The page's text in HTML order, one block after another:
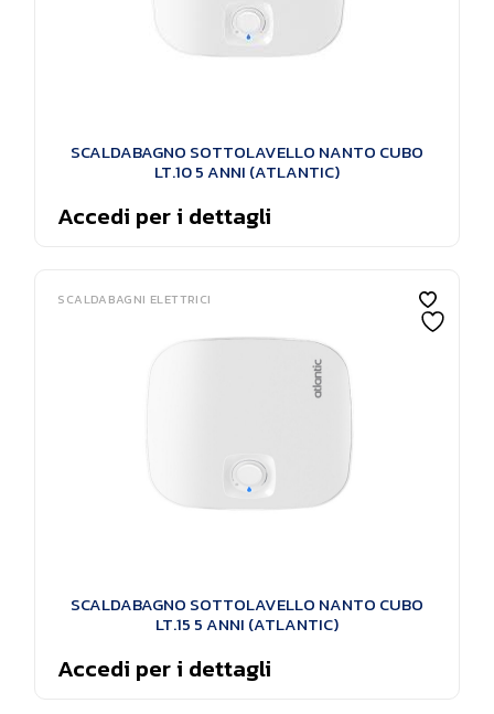
SCALDABAGNO SOTTOLAVELLO NANTO CUBO
LT.10 5 ANNI (ATLANTIC)
Accedi per i dettagli
SCALDABAGNI ELETTRICI
SCALDABAGNO SOTTOLAVELLO NANTO CUBO
LT.15 5 ANNI (ATLANTIC)
Accedi per i dettagli